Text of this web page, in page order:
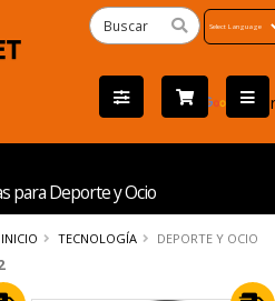
by
para Deporte y Ocio
INICIO TECNOLOGÍA DEPORTE Y OCIO